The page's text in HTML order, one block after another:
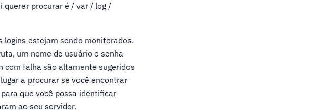
querer procurar é / var / log /
logins estejam sendo monitorados.
um nome de usuário e senha
falha são altamente sugeridos
a procurar se você encontrar
que você possa identificar
ao seu servidor.